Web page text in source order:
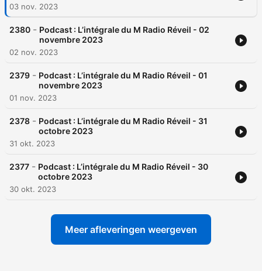
03 nov. 2023
2380 - Podcast : L’intégrale du M Radio Réveil - 02
novembre 2023
02 nov. 2023
2379 - Podcast : L’intégrale du M Radio Réveil - 01
novembre 2023
01 nov. 2023
2378 - Podcast : L’intégrale du M Radio Réveil - 31
octobre 2023
31 okt. 2023
2377 - Podcast : L’intégrale du M Radio Réveil - 30
octobre 2023
30 okt. 2023
Meer afleveringen weergeven